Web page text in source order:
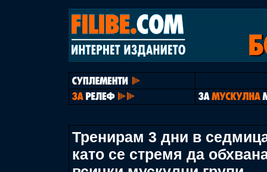
Тренирам 3 дни в
като се стремя да